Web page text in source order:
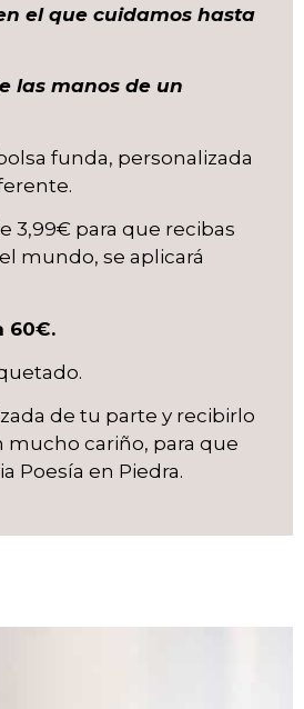
el que cuidamos hasta
las manos de un
funda, personalizada
3,99€ para que recibas
mundo, se aplicará
60€.
de tu parte y recibirlo
mucho cariño, para que
Poesía en Piedra.